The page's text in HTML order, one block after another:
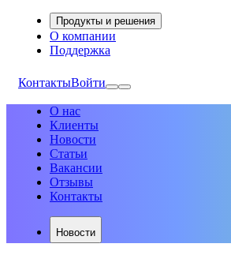
Продукты и решения
О компании
Поддержка
КонтактыВойти
О нас
Клиенты
Новости
Статьи
Вакансии
Отзывы
Контакты
Новости